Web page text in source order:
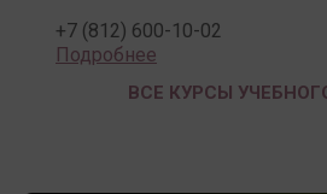
+7 (812) 600-10-02
Подробнее
ВСЕ КУРСЫ